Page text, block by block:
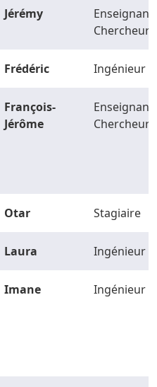
Jérémy
Enseignant-
Chercheur
Frédéric Ingénieur
François-
Jérôme
Enseignant-
Chercheur
Otar Stagiaire
Laura Ingénieur
Imane Ingénieur